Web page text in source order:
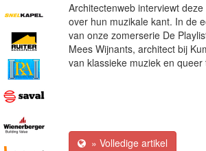
Architectenweb interviewt
over hun muzikale kant. In de
van onze zomerserie De
Mees Wijnants, architect bij
van klassieke muziek en queer
» Volledige artikel